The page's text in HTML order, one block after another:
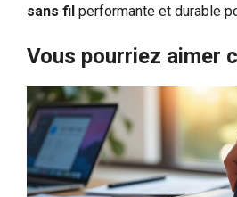
sans fil performante et durable
Vous pourriez aimer